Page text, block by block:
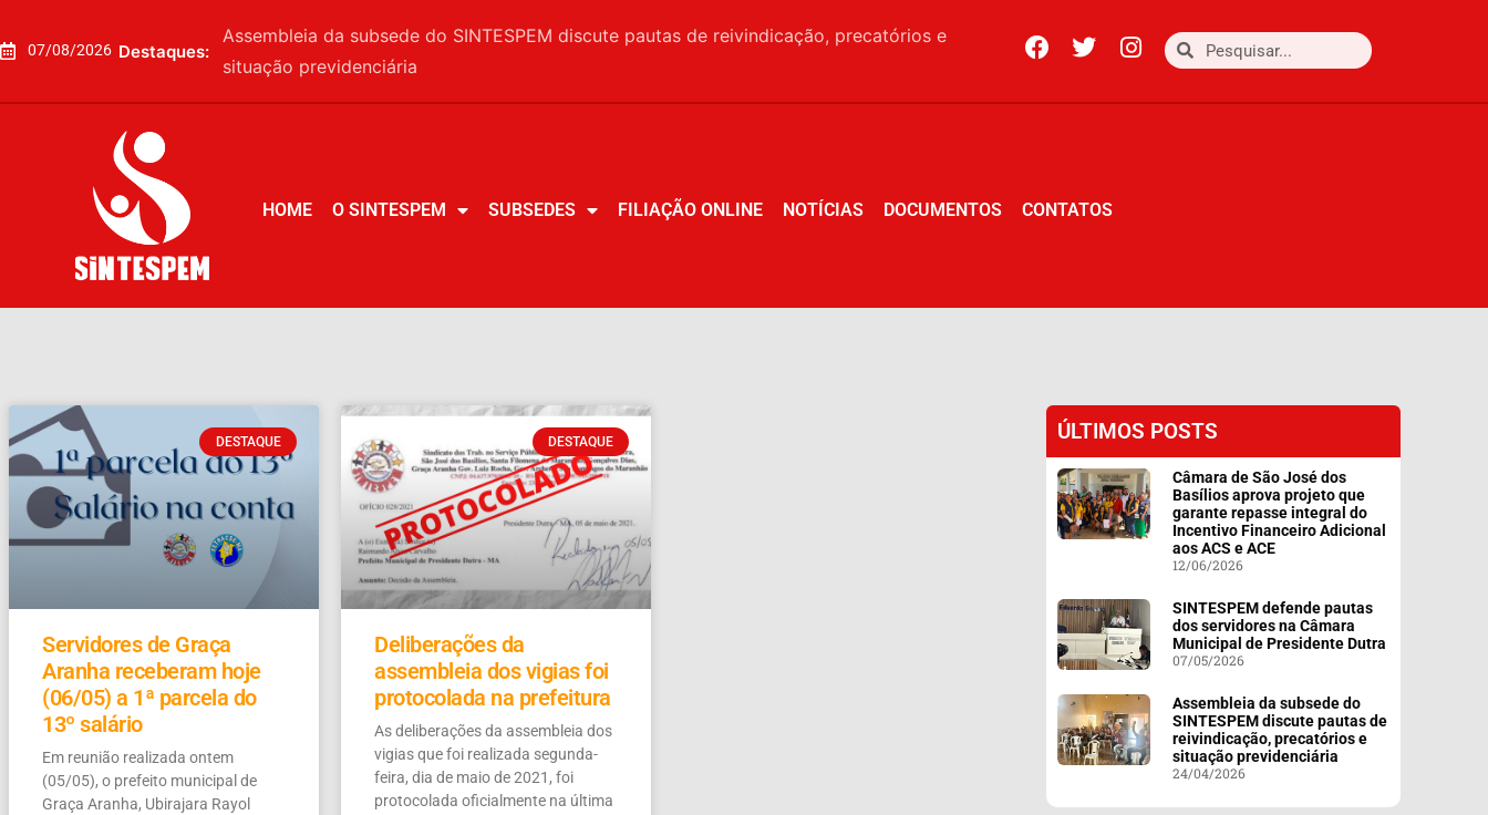
07/08/2026 Destaques:
Assembleia da subsede do SINTESPEM discute pautas de reivindicação, precatórios e
situação previdenciária
HOME O SINTESPEM SUBSEDES FILIAÇÃO ONLINE NOTÍCIAS DOCUMENTOS CONTATOS
DESTAQUE
Servidores de Graça
Aranha receberam hoje
(06/05) a 1ª parcela do
13º salário
Em reunião realizada ontem
(05/05), o prefeito municipal de
Graça Aranha, Ubirajara Rayol
DESTAQUE
Deliberações da
assembleia dos vigias foi
protocolada na prefeitura
As deliberações da assembleia dos
vigias que foi realizada segunda-
feira, dia de maio de 2021, foi
protocolada oficialmente na última
ÚLTIMOS POSTS
Câmara de São José dos
Basílios aprova projeto que
garante repasse integral do
Incentivo Financeiro Adicional
aos ACS e ACE
12/06/2026
SINTESPEM defende pautas
dos servidores na Câmara
Municipal de Presidente Dutra
07/05/2026
Assembleia da subsede do
SINTESPEM discute pautas de
reivindicação, precatórios e
situação previdenciária
24/04/2026